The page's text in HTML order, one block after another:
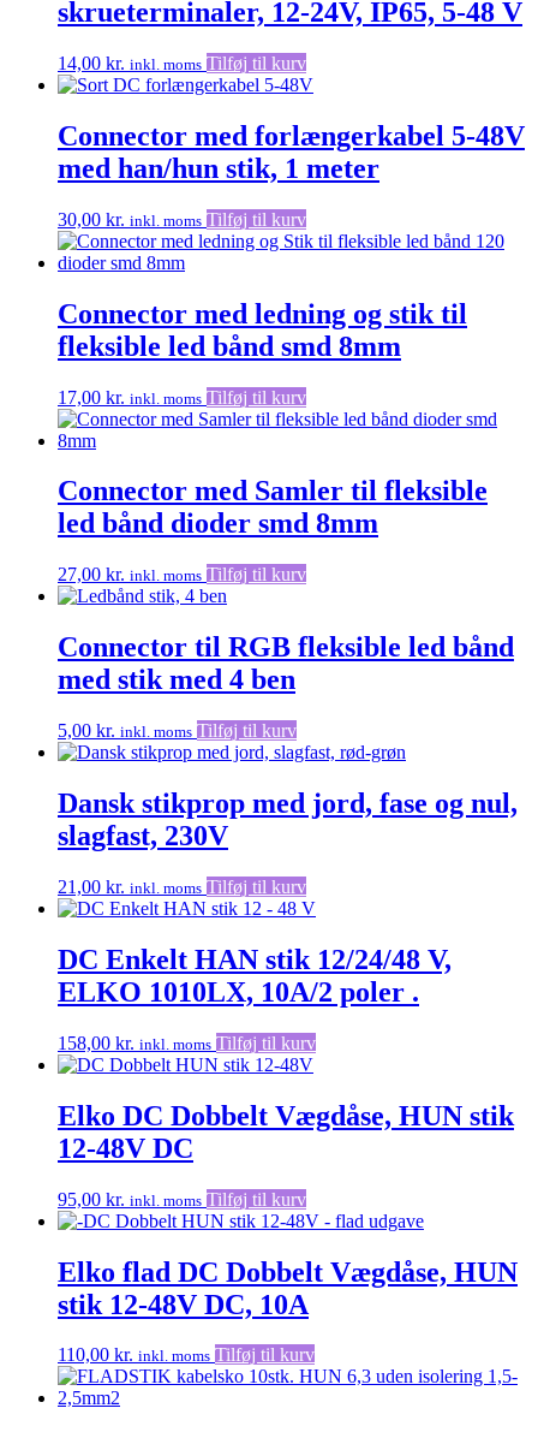
skrueterminaler, 12-24V, IP65, 5-48 V
14,00 kr. inkl. moms Tilføj til kurv
Connector med forlængerkabel 5-48V
med han/hun stik, 1 meter
30,00 kr. inkl. moms Tilføj til kurv
Connector med ledning og stik til
fleksible led bånd smd 8mm
17,00 kr. inkl. moms Tilføj til kurv
Connector med Samler til fleksible
led bånd dioder smd 8mm
27,00 kr. inkl. moms Tilføj til kurv
Connector til RGB fleksible led bånd
med stik med 4 ben
5,00 kr. inkl. moms Tilføj til kurv
Dansk stikprop med jord, fase og nul,
slagfast, 230V
21,00 kr. inkl. moms Tilføj til kurv
DC Enkelt HAN stik 12/24/48 V,
ELKO 1010LX, 10A/2 poler .
158,00 kr. inkl. moms Tilføj til kurv
Elko DC Dobbelt Vægdåse, HUN stik
12-48V DC
95,00 kr. inkl. moms Tilføj til kurv
Elko flad DC Dobbelt Vægdåse, HUN
stik 12-48V DC, 10A
110,00 kr. inkl. moms Tilføj til kurv